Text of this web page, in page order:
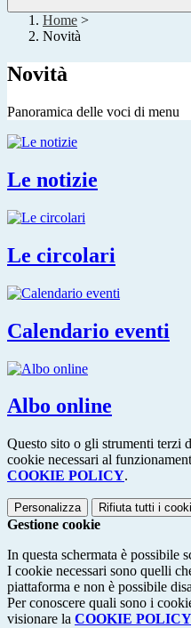
Home >
Novità
Novità
Panoramica delle voci di menu
Le notizie
Le circolari
Calendario eventi
Albo online
Questo sito o gli strumenti terzi
cookie necessari al
COOKIE POLICY.
Personalizza Rifiuta tutti i
Gestione cookie
In questa schermata è possibile
I cookie necessari sono quelli
piattaforma e non è possibile
Per conoscere quali sono i
visionare la COOKIE POLICY